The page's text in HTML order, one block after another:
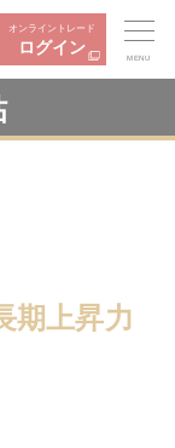
オンライントレード
ログイン
MENU
期上昇力